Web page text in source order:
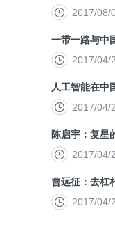
2017/08/
一带一路与中
2017/04/
人工智能在中
2017/04/
陈启宇：复星
2017/04/
曹远征：去杠
2017/04/